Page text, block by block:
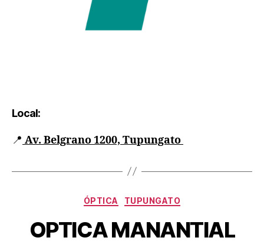
Local:
📍 Av. Belgrano 1200, Tupungato
ÓPTICA TUPUNGATO
OPTICA MANANTIAL